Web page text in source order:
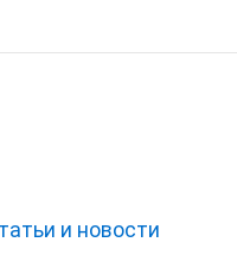
и новости